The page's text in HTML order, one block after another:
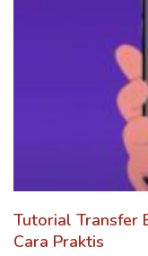
Tutorial Transfer
Cara Praktis